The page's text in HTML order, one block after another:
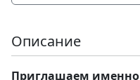
Описание
Приглашаем именно